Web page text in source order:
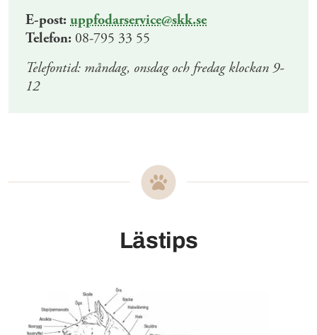
E-post: uppfodarservice@skk.se
Telefon: 08-795 33 55
Telefontid: måndag, onsdag och fredag klockan 9-
12
Lästips